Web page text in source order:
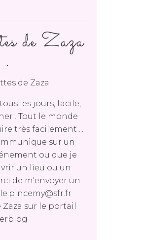
de Zaza
.
les jours, facile,
. Tout le monde
très facilement ...
sur un
ou que je
un lieu ou un
de m'envoyer un
Zaza sur le portail